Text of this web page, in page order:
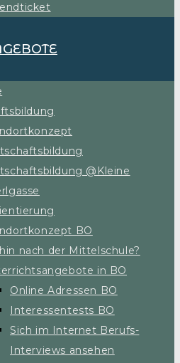
@Kleine
BO
nach der Mittelschule?
in BO
Online Adressen BO
Interessentests BO
Sich im Internet Berufs-
Interviews ansehen